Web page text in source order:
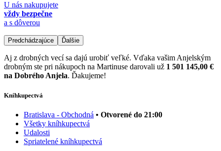
U nás nakupujete
vždy bezpečne
a s dôverou
Predchádzajúce Ďalšie
Aj z drobných vecí sa dajú urobiť veľké. Vďaka vašim Anjelským
drobným ste pri nákupoch na Martinuse darovali už 1 501 145,00 €
na Dobrého Anjela. Ďakujeme!
Kníhkupectvá
Bratislava - Obchodná • Otvorené do 21:00
Všetky kníhkupectvá
Udalosti
Spriatelené kníhkupectvá